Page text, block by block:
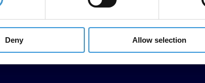
Deny Allow selection